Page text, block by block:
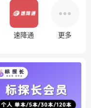
速降通 更多